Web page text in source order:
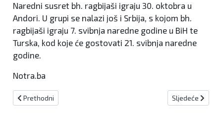
Naredni susret bh. ragbijaši igraju 30. oktobra u
Andori. U grupi se nalazi još i Srbija, s kojom bh.
ragbijaši igraju 7. svibnja naredne godine u BiH te
Turska, kod koje će gostovati 21. svibnja naredne
godine.
Notra.ba
Prethodni članak: NK Kiseljak: Uvjerljiva pobjeda na domaćem
Prethodni Sljedeći
Sljedeće